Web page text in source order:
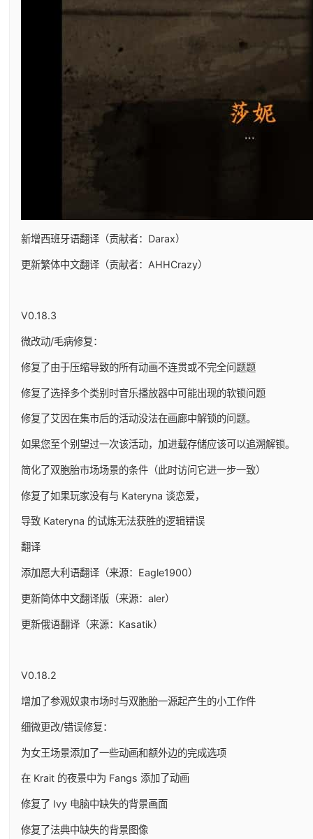
新增西班牙语翻译（贡献者：Darax）
更新繁体中文翻译（贡献者：AHHCrazy）
V0.18.3
微改动/毛病修复：
修复了由于压缩导致的所有动画不连贯或不完全问题题
修复了选择多个类别时音乐播放器中可能出现的软锁问题
修复了艾因在集市后的活动没法在画廊中解锁的问题。
如果您至个别望过一次该活动，加进载存储应该可以追溯解锁。
简化了双胞胎市场场景的条件（此时访问它进一步一致）
修复了如果玩家没有与 Kateryna 谈恋爱，
导致 Kateryna 的试炼无法获胜的逻辑错误
翻译
添加愿大利语翻译（来源：Eagle1900）
更新简体中文翻译版（来源：aler）
更新俄语翻译（来源：Kasatik）
V0.18.2
增加了参观奴隶市场时与双胞胎一源起产生的小工作件
细微更改/错误修复：
为女王场景添加了一些动画和额外边的完成选项
在 Krait 的夜景中为 Fangs 添加了动画
修复了 Ivy 电脑中缺失的背景画面
修复了法典中缺失的背景图像